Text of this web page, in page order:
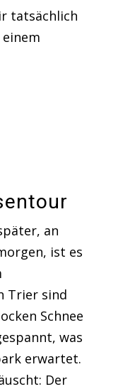
tatsächlich
an
ist es
Trier sind
Schnee
was
erwartet.
Der